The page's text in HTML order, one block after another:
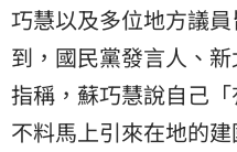
巧慧以及多位地方議
到，國民黨發言人、
指稱，蘇巧慧說自己
不料馬上引來在地的